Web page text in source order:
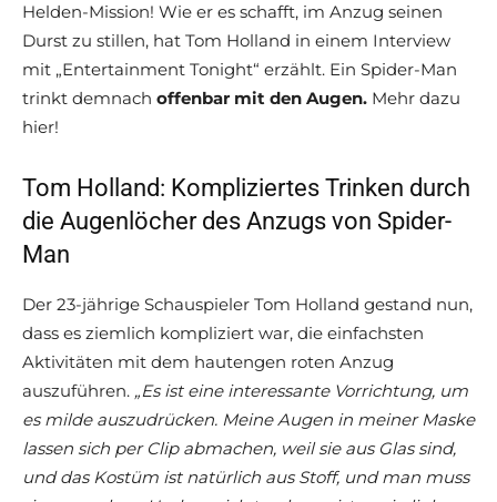
Helden-Mission! Wie er es schafft, im Anzug seinen
Durst zu stillen, hat Tom Holland in einem Interview
mit „Entertainment Tonight“ erzählt. Ein Spider-Man
trinkt demnach offenbar mit den Augen. Mehr dazu
hier!
Tom Holland: Kompliziertes Trinken durch
die Augenlöcher des Anzugs von Spider-
Man
Der 23-jährige Schauspieler Tom Holland gestand nun,
dass es ziemlich kompliziert war, die einfachsten
Aktivitäten mit dem hautengen roten Anzug
auszuführen. „Es ist eine interessante Vorrichtung, um
es milde auszudrücken. Meine Augen in meiner Maske
lassen sich per Clip abmachen, weil sie aus Glas sind,
und das Kostüm ist natürlich aus Stoff, und man muss